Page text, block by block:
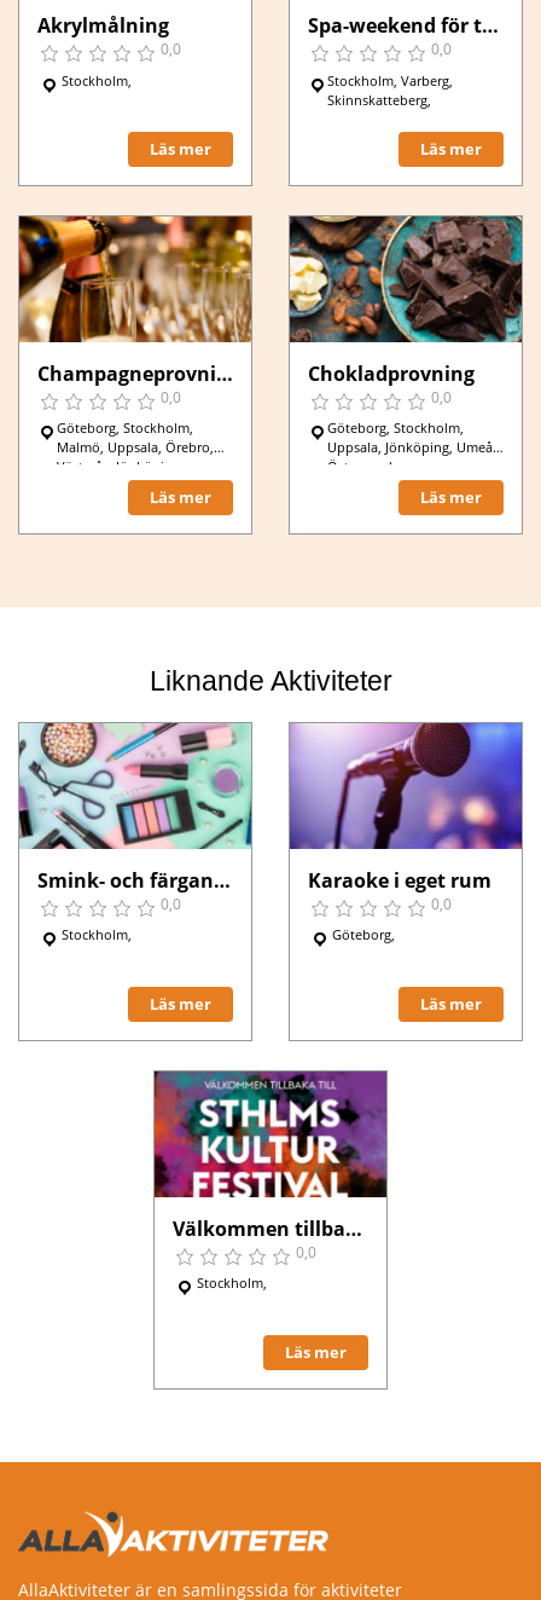
Akrylmålning
0,0
Stockholm,
Läs mer
Spa-weekend för två
0,0
Stockholm, Varberg,
Skinnskatteberg,
Läs mer
Champagneprovning
0,0
Göteborg, Stockholm,
Malmö, Uppsala, Örebro,
Västerås, Jönköping,
Karlstad, Luleå,
Läs mer
Chokladprovning
0,0
Göteborg, Stockholm,
Uppsala, Jönköping, Umeå,
Östersund,
Läs mer
Liknande Aktiviteter
Smink- och färganalys
0,0
Stockholm,
Läs mer
Karaoke i eget rum
0,0
Göteborg,
Läs mer
Välkommen tillbaka till Stockholms Kulturfestival!
0,0
Stockholm,
Läs mer
AllaAktiviteter är en samlingssida för aktiviteter